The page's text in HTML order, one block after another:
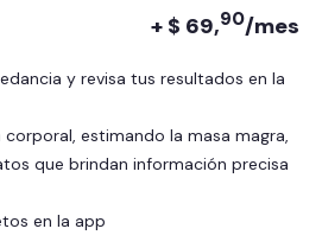
+ $ 69,90/mes
estimando la masa magra,
que brindan información precisa
en la app